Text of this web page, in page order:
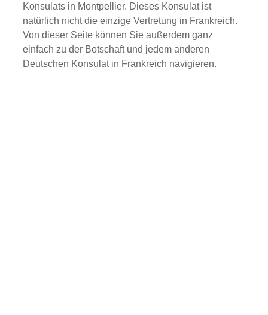
Konsulats in Montpellier. Dieses Konsulat ist
natürlich nicht die einzige Vertretung in Frankreich.
Von dieser Seite können Sie außerdem ganz
einfach zu der Botschaft und jedem anderen
Deutschen Konsulat in Frankreich navigieren.